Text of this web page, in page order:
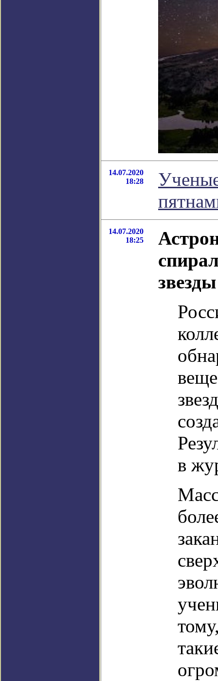
14.07.2020
18:28
14.07.2020
18:25
звезды
в